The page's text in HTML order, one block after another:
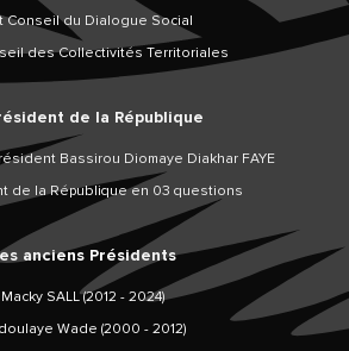
Conseil du Dialogue Social
des Collectivités Territoriales
de la République
Bassirou Diomaye Diakhar FAYE
de la République en 03 questions
anciens Présidents
Macky SALL (2012 - 2024)
Wade (2000 - 2012)